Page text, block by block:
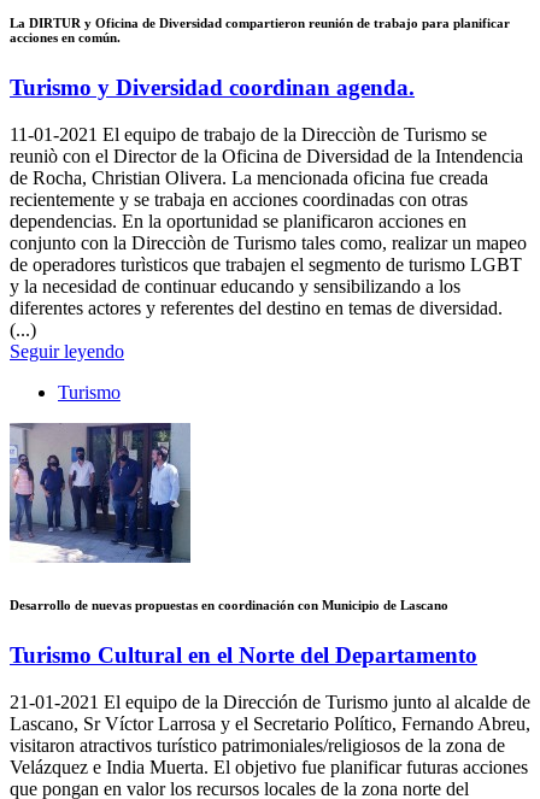
La DIRTUR y Oficina de Diversidad compartieron reunión de trabajo para planificar
acciones en común.
Turismo y Diversidad coordinan agenda.
11-01-2021 El equipo de trabajo de la Direcciòn de Turismo se
reuniò con el Director de la Oficina de Diversidad de la Intendencia
de Rocha, Christian Olivera. La mencionada oficina fue creada
recientemente y se trabaja en acciones coordinadas con otras
dependencias. En la oportunidad se planificaron acciones en
conjunto con la Direcciòn de Turismo tales como, realizar un mapeo
de operadores turìsticos que trabajen el segmento de turismo LGBT
y la necesidad de continuar educando y sensibilizando a los
diferentes actores y referentes del destino en temas de diversidad.
(...)
Seguir leyendo
Turismo
Desarrollo de nuevas propuestas en coordinación con Municipio de Lascano
Turismo Cultural en el Norte del Departamento
21-01-2021 El equipo de la Dirección de Turismo junto al alcalde de
Lascano, Sr Víctor Larrosa y el Secretario Político, Fernando Abreu,
visitaron atractivos turístico patrimoniales/religiosos de la zona de
Velázquez e India Muerta. El objetivo fue planificar futuras acciones
que pongan en valor los recursos locales de la zona norte del